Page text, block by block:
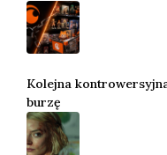
Kolejna
burzę